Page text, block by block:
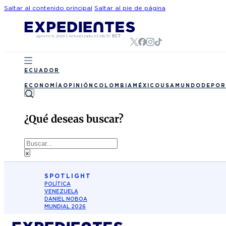
Saltar al contenido principal Saltar al pie de página
agosto 6, 2026 | Actualizado 23:08:57 ECT
ECUADOR
ECONOMÍA OPINIÓN COLOMBIA MÉXICO USA MUNDO
¿Qué deseas buscar?
Buscar
×
SPOTLIGHT
POLÍTICA
VENEZUELA
DANIEL NOBOA
MUNDIAL 2026